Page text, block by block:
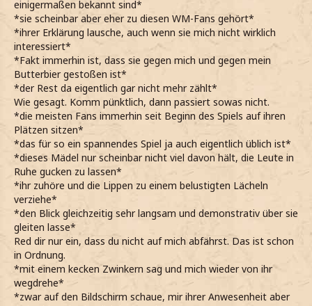
einigermaßen bekannt sind*
*sie scheinbar aber eher zu diesen WM-Fans gehört*
*ihrer Erklärung lausche, auch wenn sie mich nicht wirklich
interessiert*
*Fakt immerhin ist, dass sie gegen mich und gegen mein
Butterbier gestoßen ist*
*der Rest da eigentlich gar nicht mehr zählt*
Wie gesagt. Komm pünktlich, dann passiert sowas nicht.
*die meisten Fans immerhin seit Beginn des Spiels auf ihren
Plätzen sitzen*
*das für so ein spannendes Spiel ja auch eigentlich üblich ist*
*dieses Mädel nur scheinbar nicht viel davon hält, die Leute in
Ruhe gucken zu lassen*
*ihr zuhöre und die Lippen zu einem belustigten Lächeln
verziehe*
*den Blick gleichzeitig sehr langsam und demonstrativ über sie
gleiten lasse*
Red dir nur ein, dass du nicht auf mich abfährst. Das ist schon
in Ordnung.
*mit einem kecken Zwinkern sag und mich wieder von ihr
wegdrehe*
*zwar auf den Bildschirm schaue, mir ihrer Anwesenheit aber